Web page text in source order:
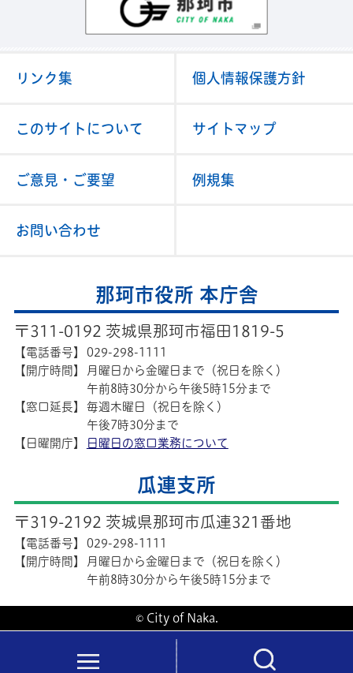
リンク集 個人情報保護方針
このサイトについて サイトマップ
ご意見・ご要望 例規集
お問い合わせ
那珂市役所 本庁舎
〒311-0192 茨城県那珂市福田1819-5
【電話番号】
029-298-1111
【開庁時間】
月曜日から金曜日まで（祝日を除く）
午前8時30分から午後5時15分まで
【窓口延長】
毎週木曜日（祝日を除く）
午後7時30分まで
【日曜開庁】
日曜日の窓口業務について
瓜連支所
〒319-2192 茨城県那珂市瓜連321番地
【電話番号】
029-298-1111
【開庁時間】
月曜日から金曜日まで（祝日を除く）
午前8時30分から午後5時15分まで
© City of Naka.